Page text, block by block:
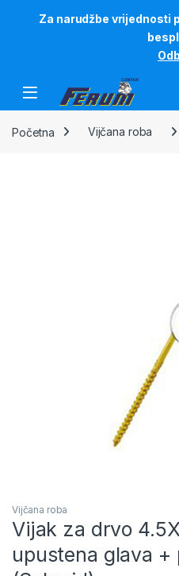
Za narudžbe vrijednosti
Početna Vijčana roba
Vijčana roba
Vijak za drvo
upustena glava +